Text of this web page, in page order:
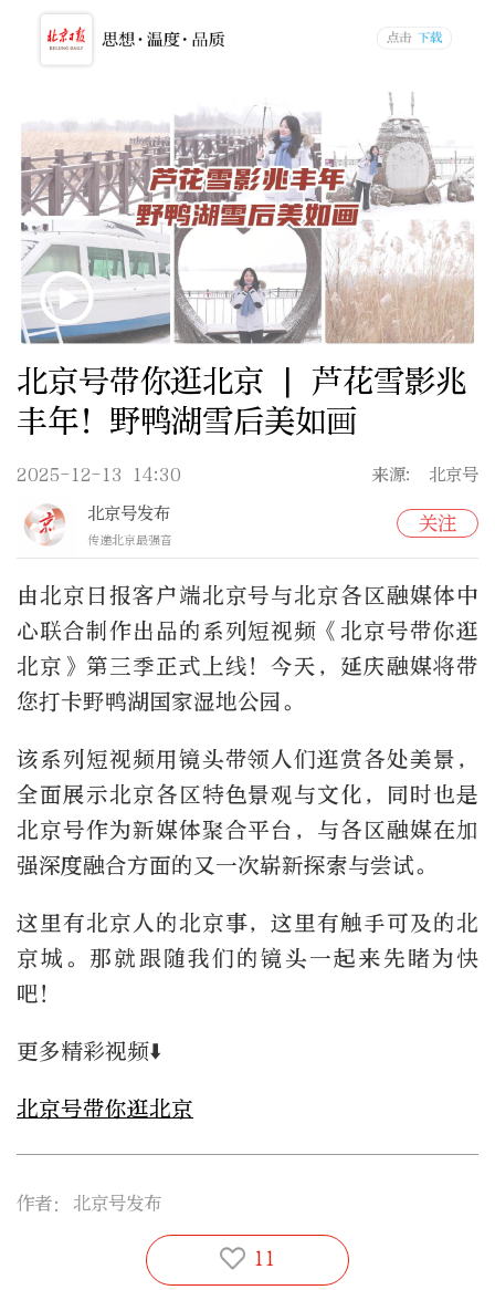
北京号带你逛北京 | 芦花雪影兆
丰年！野鸭湖雪后美如画
2025-12-13 14:30
来源: 北京号
北京号发布
传递北京最强音
关注
由北京日报客户端北京号与北京各区融媒体中
心联合制作出品的系列短视频《北京号带你逛
北京》第三季正式上线！今天，延庆融媒将带
您打卡野鸭湖国家湿地公园。
该系列短视频用镜头带领人们逛赏各处美景，
全面展示北京各区特色景观与文化，同时也是
北京号作为新媒体聚合平台，与各区融媒在加
强深度融合方面的又一次崭新探索与尝试。
这里有北京人的北京事，这里有触手可及的北
京城。那就跟随我们的镜头一起来先睹为快
吧！
更多精彩视频⬇️
北京号带你逛北京
作者： 北京号发布
11